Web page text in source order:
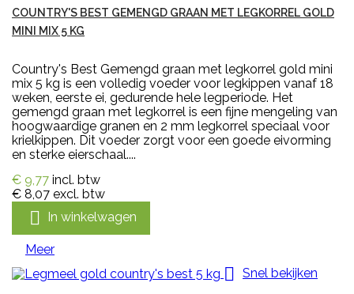
COUNTRY'S BEST GEMENGD GRAAN MET LEGKORREL GOLD
MINI MIX 5 KG
Country's Best Gemengd graan met legkorrel gold mini
mix 5 kg is een volledig voeder voor legkippen vanaf 18
weken, eerste ei, gedurende hele legperiode. Het
gemengd graan met legkorrel is een fijne mengeling van
hoogwaardige granen en 2 mm legkorrel speciaal voor
krielkippen. Dit voeder zorgt voor een goede eivorming
en sterke eierschaal....
€ 9,77 incl. btw
€ 8,07 excl. btw
 In winkelwagen
Meer
 Snel bekijken